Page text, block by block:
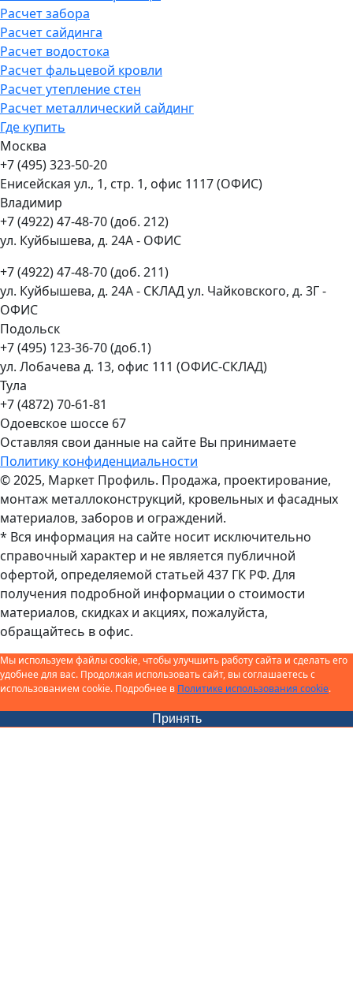
Расчет забора
Расчет сайдинга
Расчет водостока
Расчет фальцевой кровли
Расчет утепление стен
Расчет металлический сайдинг
Где купить
Москва
+7 (495) 323-50-20
Енисейская ул., 1, стр. 1, офис 1117 (ОФИС)
Владимир
+7 (4922) 47-48-70 (доб. 212)
ул. Куйбышева, д. 24А - ОФИС
+7 (4922) 47-48-70 (доб. 211)
ул. Куйбышева, д. 24А - СКЛАД ул. Чайковского, д. 3Г -
ОФИС
Подольск
+7 (495) 123-36-70 (доб.1)
ул. Лобачева д. 13, офис 111 (ОФИС-СКЛАД)
Тула
+7 (4872) 70-61-81
Одоевское шоссе 67
Оставляя свои данные на сайте Вы принимаете
Политику конфиденциальности
© 2025, Маркет Профиль. Продажа, проектирование,
монтаж металлоконструкций, кровельных и фасадных
материалов, заборов и ограждений.
* Вся информация на сайте носит исключительно
справочный характер и не является публичной
офертой, определяемой статьей 437 ГК РФ. Для
получения подробной информации о стоимости
материалов, скидках и акциях, пожалуйста,
обращайтесь в офис.
Мы используем файлы cookie, чтобы улучшить работу сайта и сделать его
удобнее для вас. Продолжая использовать сайт, вы соглашаетесь с
использованием cookie. Подробнее в Политике использования cookie.
Принять